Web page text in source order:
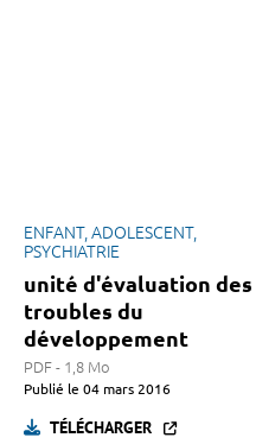
ENFANT, ADOLESCENT,
PSYCHIATRIE
unité d'évaluation des
troubles du
développement
PDF - 1,8 Mo
Publié le 04 mars 2016
TÉLÉCHARGER